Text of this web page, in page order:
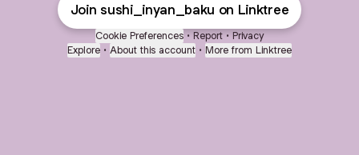
Join sushi_inyan_baku on Linktree
Cookie Preferences • Report • Privacy
Explore • About this account • More from Linktree